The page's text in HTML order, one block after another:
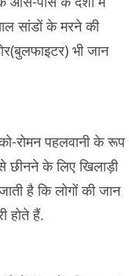
सांडों के मरने की
भी जान
रोमन पहलवानी के रूप
के लिए खिलाड़ी
है कि लोगों की जान
होते हैं.